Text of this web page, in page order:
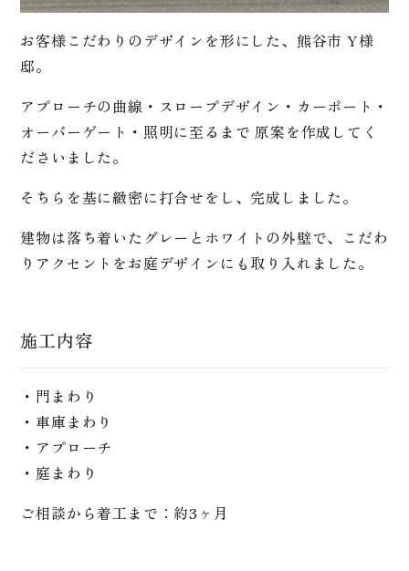
お客様こだわりのデザインを形にした、熊谷市 Y様
邸。
アプローチの曲線・スロープデザイン・カーポート・
オーバーゲート・照明に至るまで 原案を作成してく
ださいました。
そちらを基に緻密に打合せをし、完成しました。
建物は落ち着いたグレーとホワイトの外壁で、こだわ
りアクセントをお庭デザインにも取り入れました。
施工内容
・門まわり
・車庫まわり
・アプローチ
・庭まわり
ご相談から着工まで：約3ヶ月